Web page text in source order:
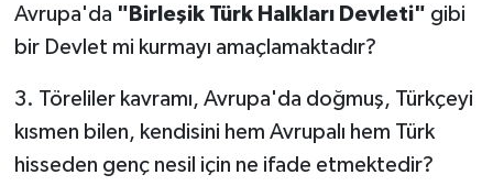
Avrupa'da "Birleşik Türk Halkları Devleti" gibi
bir Devlet mi kurmayı amaçlamaktadır?
3. Töreliler kavramı, Avrupa'da doğmuş, Türkçeyi
kısmen bilen, kendisini hem Avrupalı hem Türk
hisseden genç nesil için ne ifade etmektedir?